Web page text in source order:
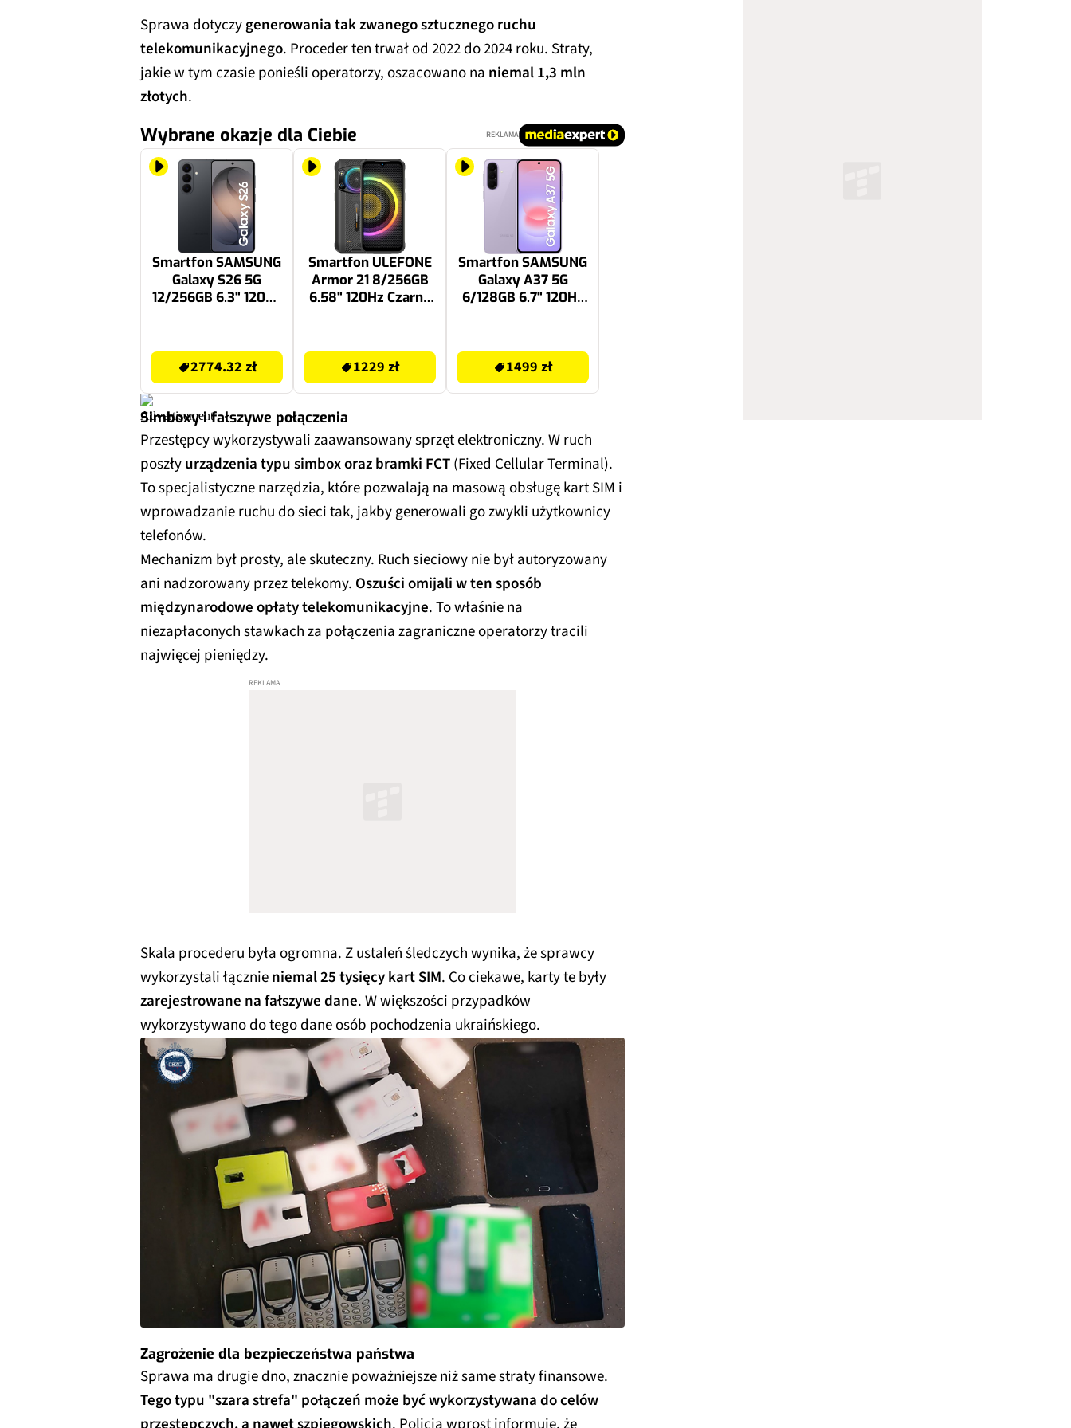
Sprawa dotyczygenerowania tak zwanego sztucznego ruchu
telekomunikacyjnego. Proceder ten trwał od 2022 do 2024 roku. Straty,
jakie w tym czasie ponieśli operatorzy, oszacowano na niemal 1,3 mln
złotych.
Wybrane okazje dla Ciebie REKLAMA
Smartfon SAMSUNG
Galaxy S26 5G
12/256GB 6.3" 120Hz
2774.32 zł
Smartfon ULEFONE
Armor 21 8/256GB
6.58" 120Hz Czarny
1229 zł
Smartfon SAMSUNG
Galaxy A37 5G
6/128GB 6.7" 120Hz
1499 zł
Simboxy i fałszywe połączenia
Przestępcy wykorzystywali zaawansowany sprzęt elektroniczny. W ruch
poszłyurządzenia typu simbox oraz bramki FCT(Fixed Cellular Terminal).
To specjalistyczne narzędzia, które pozwalają na masową obsługę kart SIM i
wprowadzanie ruchu do sieci tak, jakby generowali go zwykli użytkownicy
telefonów.
Mechanizm był prosty, ale skuteczny. Ruch sieciowy nie był autoryzowany
ani nadzorowany przez telekomy. Oszuści omijali w ten sposób
międzynarodowe opłaty telekomunikacyjne. To właśnie na
niezapłaconych stawkach za połączenia zagraniczne operatorzy tracili
najwięcej pieniędzy.
Skala procederu była ogromna. Z ustaleń śledczych wynika, że sprawcy
wykorzystali łącznieniemal 25 tysięcy kart SIM. Co ciekawe, karty te były
zarejestrowane na fałszywe dane. W większości przypadków
wykorzystywano do tego dane osób pochodzenia ukraińskiego.
Zagrożenie dla bezpieczeństwa państwa
Sprawa ma drugie dno, znacznie poważniejsze niż same straty finansowe.
Tego typu "szara strefa" połączeń może być wykorzystywana do celów